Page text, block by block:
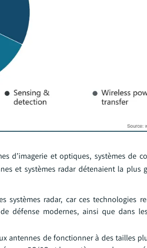
d’imagerie et optiques, systèmes de
et systèmes radar détenaient la plus
radar, car ces technologies
défense modernes, ainsi que dans
antennes de fonctionner à des tailles